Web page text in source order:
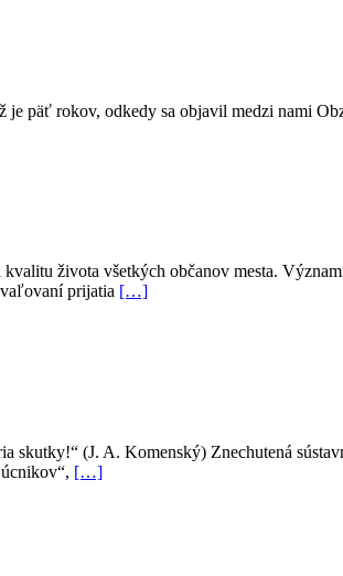
päť rokov, odkedy sa objavil medzi nami
života všetkých občanov mesta.
prijatia […]
skutky!“ (J. A. Komenský) Znechutená
[…]